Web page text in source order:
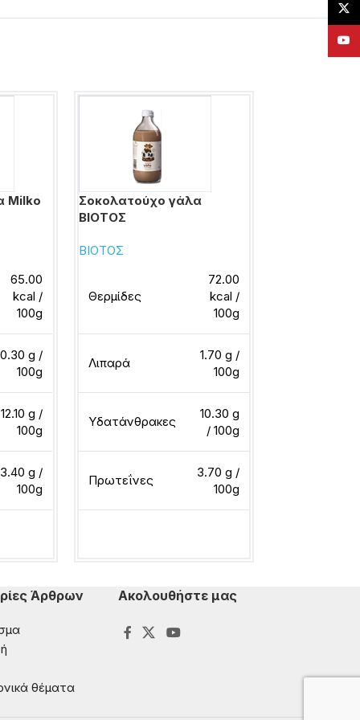
Milko
65.00
kcal /
100g
0.30 g /
100g
12.10 g /
100g
3.40 g /
100g
Σοκολατούχο γάλα
ΒΙΟΤΟΣ
ΒΙΟΤΟΣ
Θερμίδες
72.00
kcal /
100g
Λιπαρά
1.70 g /
100g
Υδατάνθρακες
10.30 g
/ 100g
Πρωτεΐνες
3.70 g /
100g
Άρθρων
θέματα
Ακολουθήστε μας